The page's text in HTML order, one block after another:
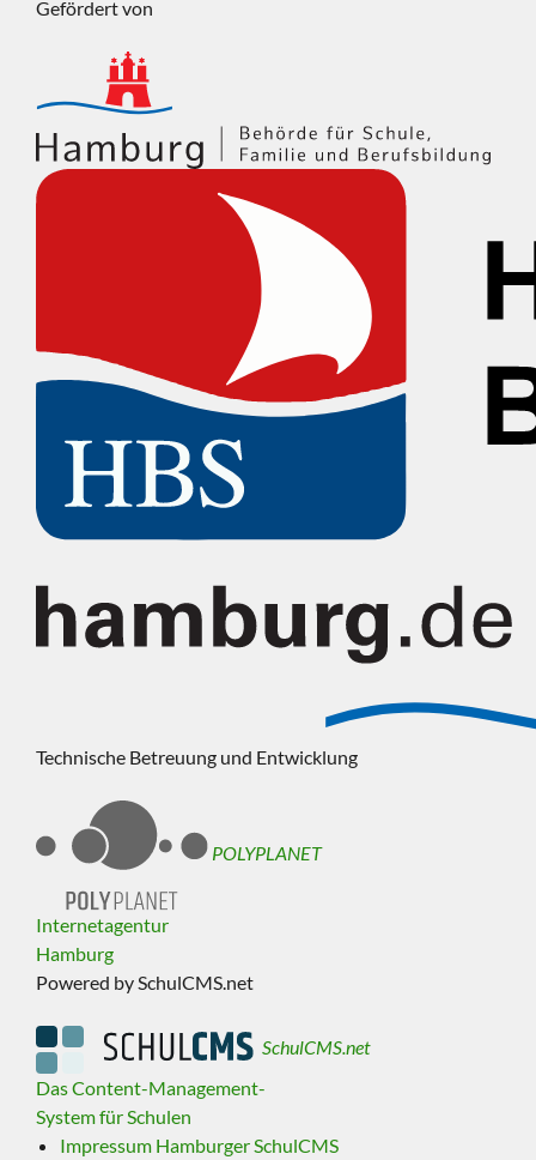
Gefördert von
Technische Betreuung und Entwicklung
POLYPLANET
Internetagentur
Hamburg
Powered by SchulCMS.net
SchulCMS.net
Das Content-Management-
System für Schulen
Impressum Hamburger SchulCMS